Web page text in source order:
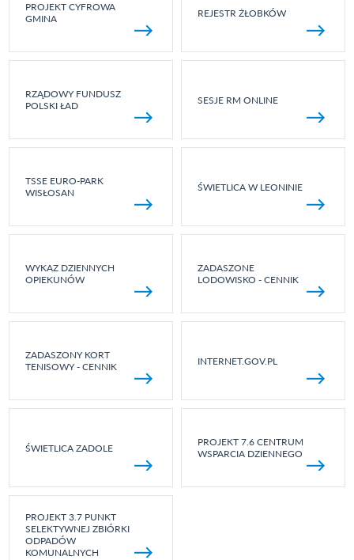
PROJEKT CYFROWA
GMINA
REJESTR ŻŁOBKÓW
RZĄDOWY FUNDUSZ
POLSKI ŁAD
SESJE RM ONLINE
TSSE EURO-PARK
WISŁOSAN
ŚWIETLICA W LEONINIE
WYKAZ DZIENNYCH
OPIEKUNÓW
ZADASZONE
LODOWISKO - CENNIK
ZADASZONY KORT
TENISOWY - CENNIK
INTERNET.GOV.PL
ŚWIETLICA ZADOLE
PROJEKT 7.6 CENTRUM
WSPARCIA DZIENNEGO
PROJEKT 3.7 PUNKT
SELEKTYWNEJ ZBIÓRKI
ODPADÓW
KOMUNALNYCH